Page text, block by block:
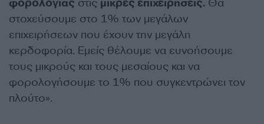
φορολογίας στις μικρές επιχειρήσεις. Θα
στοχεύσουμε στο 1% των μεγάλων
επιχειρήσεων που έχουν την μεγάλη
κερδοφορία. Εμείς θέλουμε να ευνοήσουμε
τους μικρούς και τους μεσαίους και να
φορολογήσουμε το 1% που συγκεντρώνει τον
πλούτο».